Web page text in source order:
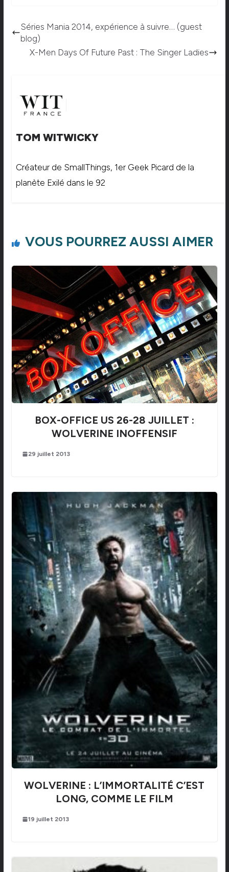
Séries Mania 2014, expérience à suivre… (guest
blog)
X-Men Days Of Future Past : The Singer Ladies
TOM WITWICKY
Créateur de SmallThings, 1er Geek Picard de la
planète Exilé dans le 92
VOUS POURREZ AUSSI AIMER
BOX-OFFICE US 26-28 JUILLET :
WOLVERINE INOFFENSIF
29 juillet 2013
WOLVERINE : L’IMMORTALITÉ C’EST
LONG, COMME LE FILM
19 juillet 2013